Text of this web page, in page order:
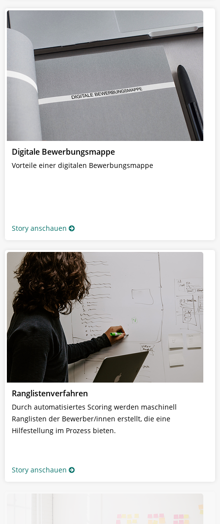
Digitale Bewerbungsmappe
Vorteile einer digitalen Bewerbungsmappe
Story anschauen
Ranglistenverfahren
Durch automatisiertes Scoring werden maschinell
Ranglisten der Bewerber/innen erstellt, die eine
Hilfestellung im Prozess bieten.
Story anschauen